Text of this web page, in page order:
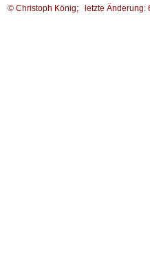
© Christoph König; letzte Änderung: